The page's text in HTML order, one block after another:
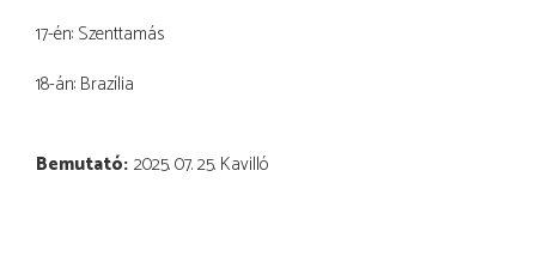
17-én: Szenttamás
18-án: Brazília
Bemutató 2025. 07. 25. Kavilló